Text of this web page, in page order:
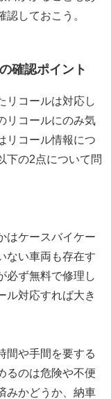
しておこう。
確認ポイント
リコールは対応し
リコールにのみ気
リコール情報につ
下の2点について問
はケースバイケー
ない車両も存在す
必ず無料で修理し
ル対応すれば大き
間や手間を要する
るのは危険や不便
みかどうか、納車